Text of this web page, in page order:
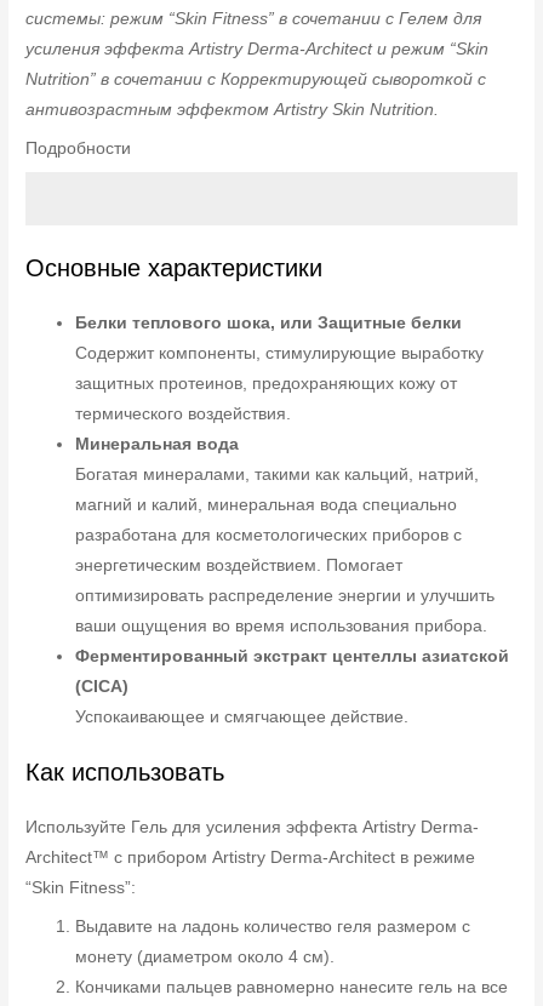
системы: режим “Skin Fitness” в сочетании с Гелем для
усиления эффекта Artistry Derma-Architect и режим “Skin
Nutrition” в сочетании с Корректирующей сывороткой с
антивозрастным эффектом Artistry Skin Nutrition.
Подробности
Основные характеристики
Белки теплового шока, или Защитные белки
Содержит компоненты, стимулирующие выработку
защитных протеинов, предохраняющих кожу от
термического воздействия.
Минеральная вода
Богатая минералами, такими как кальций, натрий,
магний и калий, минеральная вода специально
разработана для косметологических приборов с
энергетическим воздействием. Помогает
оптимизировать распределение энергии и улучшить
ваши ощущения во время использования прибора.
Ферментированный экстракт центеллы азиатской
(CICA)
Успокаивающее и смягчающее действие.
Как использовать
Используйте Гель для усиления эффекта Artistry Derma-
Architect™ с прибором Artistry Derma-Architect в режиме
“Skin Fitness”:
Выдавите на ладонь количество геля размером с
монету (диаметром около 4 см).
Кончиками пальцев равномерно нанесите гель на все